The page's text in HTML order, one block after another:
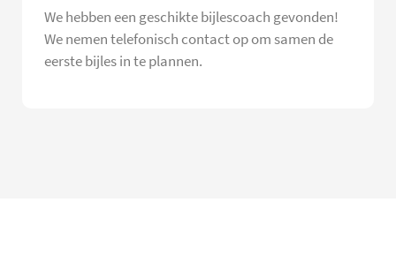
We hebben een geschikte bijlescoach gevonden!
We nemen telefonisch contact op om samen de
eerste bijles in te plannen.